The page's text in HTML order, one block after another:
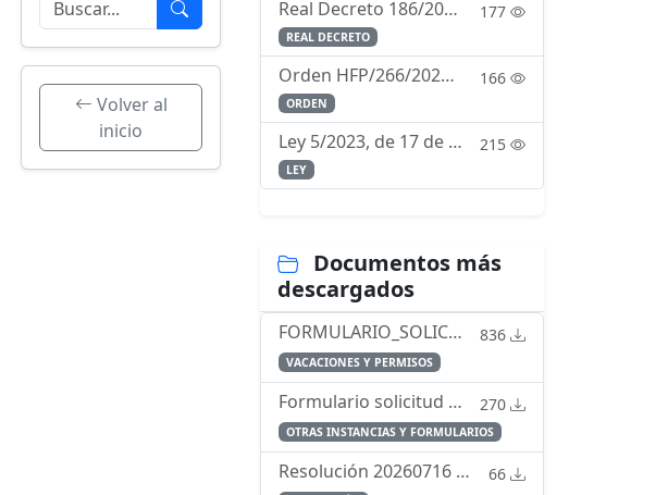
Volver al
inicio
Real Decreto 186/2023, de 21 de marzo, por el que se aprueba el Reglamento de Ordenación de la Navegación Marítima. 177
REAL DECRETO
Orden HFP/266/2023, de 12 de marzo, por la que se determina la composición y funcionamiento de la Comisión Permanente de Selección. 166
ORDEN
Ley 5/2023, de 17 de marzo, de pesca sostenible e investigación pesquera. 215
LEY
Documentos más
descargados
FORMULARIO_SOLICITUD_PERMISO_23-1.pdf 836
VACACIONES Y PERMISOS
Formulario solicitud residencia UNIDAD.pdf 270
OTRAS INSTANCIAS Y FORMULARIOS
Resolución 20260716 relacion causalidad servicio enfermedad 66